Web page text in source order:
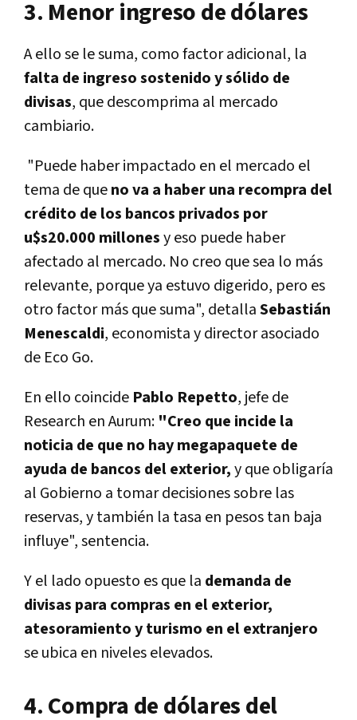
3. Menor ingreso de dólares
A ello se le suma, como factor adicional, la
falta de ingreso sostenido y sólido de
divisas, que descomprima al mercado
cambiario.
"Puede haber impactado en el mercado el
tema de queno va a haber una recompra del
crédito de los bancos privados por
u$s20.000 millonesy eso puede haber
afectado al mercado. No creo que sea lo más
relevante, porque ya estuvo digerido, pero es
otro factor más que suma", detallaSebastián
Menescaldi, economista y director asociado
de Eco Go.
En ello coincide Pablo Repetto, jefe de
Research en Aurum: "Creo que incide la
noticia de que no hay megapaquete de
ayuda de bancos del exterior,y que obligaría
al Gobierno a tomar decisiones sobre las
reservas, y también la tasa en pesos tan baja
influye", sentencia.
Y el lado opuesto es que la demanda de
divisas para compras en el exterior,
atesoramiento y turismo en el extranjero
se ubica en niveles elevados.
4. Compra de dólares del